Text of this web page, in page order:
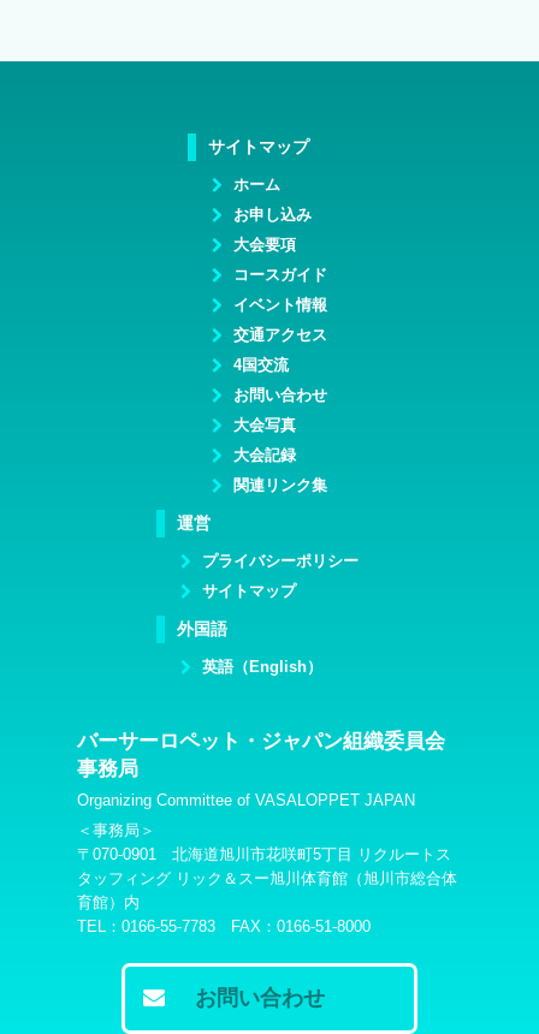
サイトマップ
ホーム
お申し込み
大会要項
コースガイド
イベント情報
交通アクセス
4国交流
お問い合わせ
大会写真
大会記録
関連リンク集
運営
プライバシーポリシー
サイトマップ
外国語
英語（English）
バーサーロペット・ジャパン組織委員会
事務局
Organizing Committee of VASALOPPET JAPAN
＜事務局＞
〒070-0901 北海道旭川市花咲町5丁目 リクルートス
タッフィング リック＆スー旭川体育館（旭川市総合体
育館）内
TEL：0166-55-7783 FAX：0166-51-8000
お問い合わせ